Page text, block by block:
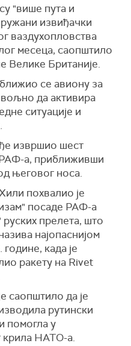
са
настављају да
премијеру
мађарске мањине у
владе "Тиси"
етапе у односима
страни, а
почеле
нивоу у вези са
правима
у Закарпатју, како
право све мањине
је Мађар.
"више пута и
извиђачки
ваздухопловства
месеца, саопштило
Велике Британије.
се авиону за
да активира
ситуације и
извршио шест
а, приближивши
његовог носа.
похвалио је
посаде РАФ-а
прелета, што
најопаснијом
када је
ракету на Rivet
саопштило да је
рутински
помогла у
крила НАТО-а.